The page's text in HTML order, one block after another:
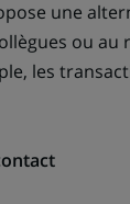
une
ou
les